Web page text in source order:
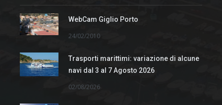
WebCam Giglio Porto
24/02/2010
Trasporti marittimi: variazione di alcune
navi dal 3 al 7 Agosto 2026
02/08/2026